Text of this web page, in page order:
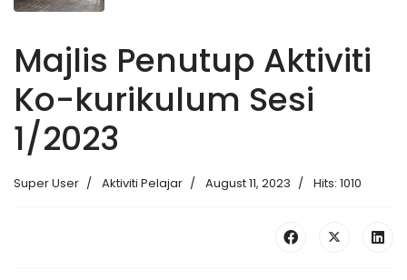
Majlis Penutup Aktiviti
Ko-kurikulum Sesi
1/2023
Super User Aktiviti Pelajar August 11, 2023 Hits: 1010